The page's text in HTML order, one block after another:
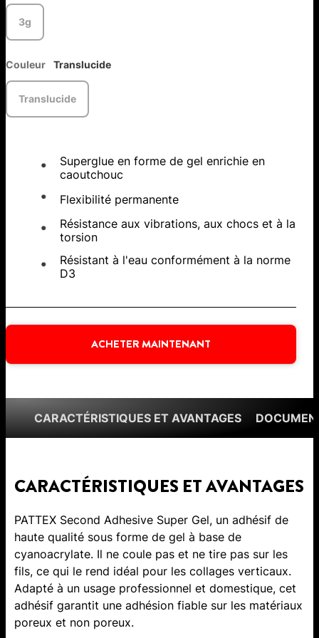
3g
Couleur Translucide
Translucide
Superglue en forme de gel enrichie en
caoutchouc
Flexibilité permanente
Résistance aux vibrations, aux chocs et à la
torsion
Résistant à l'eau conformément à la norme
D3
ACHETER MAINTENANT
CARACTÉRISTIQUES ET AVANTAGES
CARACTÉRISTIQUES ET AVANTAGES
PATTEX Second Adhesive Super Gel, un adhésif de
haute qualité sous forme de gel à base de
cyanoacrylate. Il ne coule pas et ne tire pas sur les
fils, ce qui le rend idéal pour les collages verticaux.
Adapté à un usage professionnel et domestique, cet
adhésif garantit une adhésion fiable sur les matériaux
poreux et non poreux.